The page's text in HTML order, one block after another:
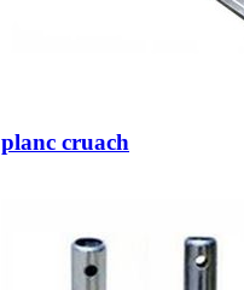
planc cruach